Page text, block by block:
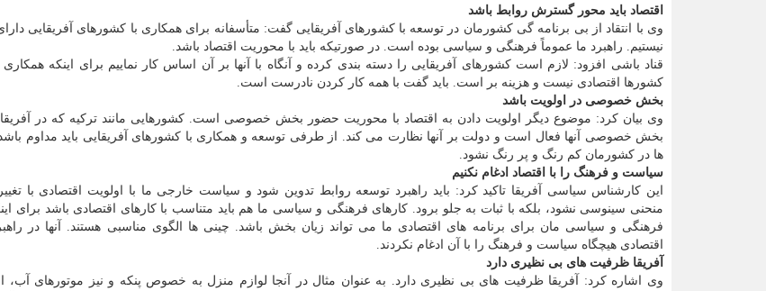
اقتصاد باید محور گسترش روابط باشد
وی با انتقاد از بی برنامه گی کشورمان در توسعه با کشورهای آفریقایی گفت: متأسفانه برای همکاری با کشورهای آفریقایی
نیستیم. راهبرد ما عموماً فرهنگی و سیاسی بوده است. در صورتیکه باید با محوریت اقتصاد باشد.
قناد باشی افزود: لازم است کشورهای آفریقایی را دسته بندی کرده و آنگاه با آنها بر آن اساس کار نماییم برای اینکه همکاری
کشورها اقتصادی نیست و هزینه بر است. باید گفت با همه کار کردن نادرست است.
بخش خصوصی در اولویت باشد
وی بیان کرد: موضوع دیگر اولویت دادن به اقتصاد با محوریت حضور بخش خصوصی است. کشورهایی مانند ترکیه که در
بخش خصوصی آنها فعال است و دولت بر آنها نظارت می کند. از طرفی توسعه و همکاری با کشورهای آفریقایی باید مداوم باشد
ها در کشورمان کم رنگ و پر رنگ نشود.
سیاست و فرهنگ را با اقتصاد ادغام نکنیم
این کارشناس سیاسی آفریقا تاکید کرد: باید راهبرد توسعه روابط تدوین شود و سیاست خارجی ما با اولویت اقتصادی با
منحنی سینوسی نشود، بلکه با ثبات به جلو برود. کارهای فرهنگی و سیاسی ما هم باید متناسب با کارهای اقتصادی باشد برای
فرهنگی و سیاسی مان برای برنامه های اقتصادی ما می تواند زیان بخش باشد. چینی ها الگوی مناسبی هستند. آنها در
اقتصادی هیچگاه سیاست و فرهنگ را با آن ادغام نکردند.
آفریقا ظرفیت های بی نظیری دارد
وی اشاره کرد: آفریقا ظرفیت های بی نظیری دارد. به عنوان مثال در آنجا لوازم منزل به خصوص پنکه و نیز موتورهای آب،